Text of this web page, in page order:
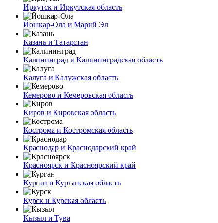
Иркутск и Иркутская область
Йошкар-Ола и Марий Эл
Казань и Татарстан
Калининград и Калининградская область
Калуга и Калужская область
Кемерово и Кемеровская область
Киров и Кировская область
Кострома и Костромская область
Краснодар и Краснодарский край
Красноярск и Красноярский край
Курган и Курганская область
Курск и Курская область
Кызыл и Тува